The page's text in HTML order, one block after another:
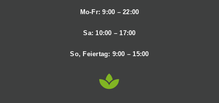
Mo-Fr: 9:00 – 22:00
Sa: 10:00 – 17:00
So, Feiertag: 9:00 – 15:00